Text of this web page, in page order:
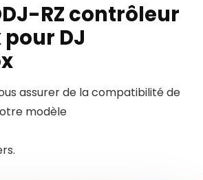
RZ contrôleur
DJ
assurer de la compatibilité de
modèle